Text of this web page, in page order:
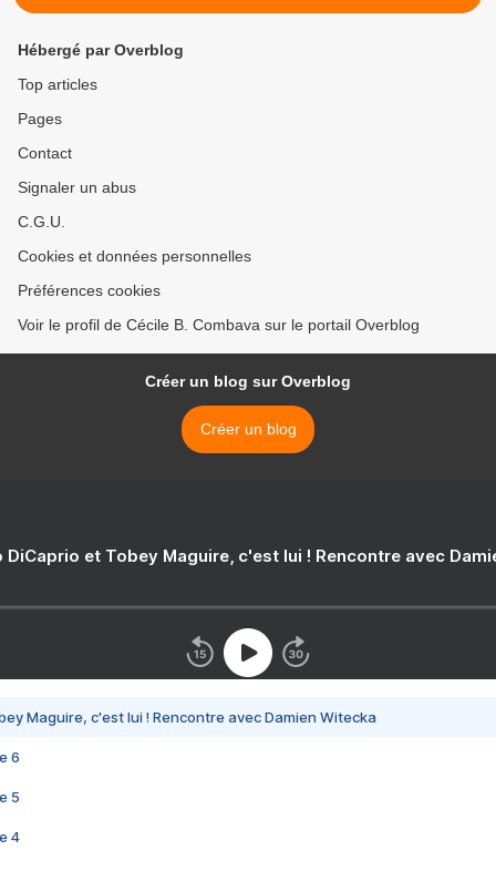
Hébergé par Overblog
Top articles
Pages
Contact
Signaler un abus
C.G.U.
Cookies et données personnelles
Préférences cookies
Voir le profil de Cécile B. Combava sur le portail Overblog
Créer un blog sur Overblog
Créer un blog
DiCaprio et Tobey Maguire, c'est lui ! Rencontre avec
Maguire, c'est lui ! Rencontre avec Damien Witecka
6
5
4